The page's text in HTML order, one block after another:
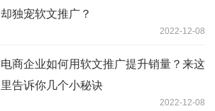
却独宠软文推广？
2022-12-08
电商企业如何用软文推广提升销量？来这
里告诉你几个小秘诀
2022-12-08